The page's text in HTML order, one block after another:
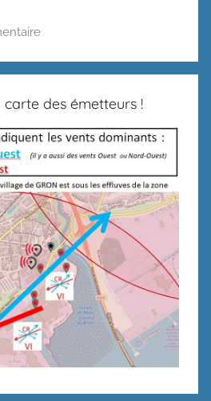
des émetteurs !